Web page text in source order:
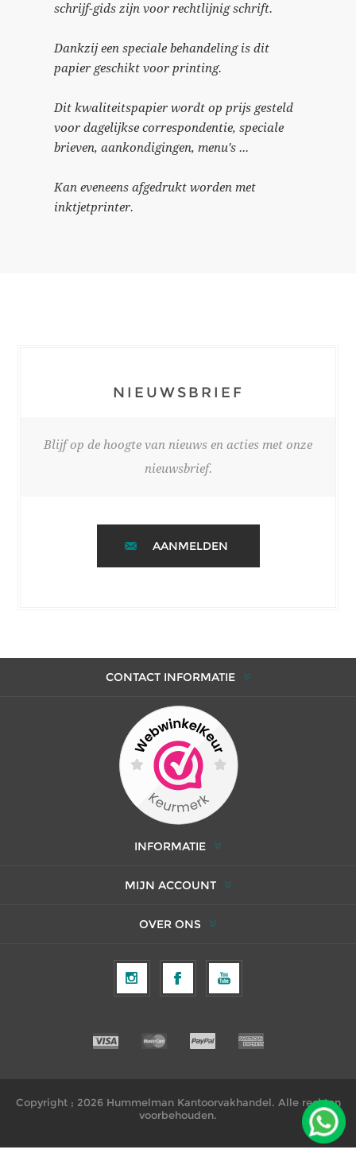
schrijf-gids zijn voor rechtlijnig schrift.
Dankzij een speciale behandeling is dit
papier geschikt voor printing.
Dit kwaliteitspapier wordt op prijs gesteld
voor dagelijkse correspondentie, speciale
brieven, aankondigingen, menu's ...
Kan eveneens afgedrukt worden met
inktjetprinter.
NIEUWSBRIEF
Blijf op de hoogte van nieuws en acties met onze
nieuwsbrief.
AANMELDEN
CONTACT INFORMATIE
INFORMATIE
MIJN ACCOUNT
OVER ONS
Copyright ; 2026 Hummelman Kantoorvakhandel. Alle rechten
voorbehouden.